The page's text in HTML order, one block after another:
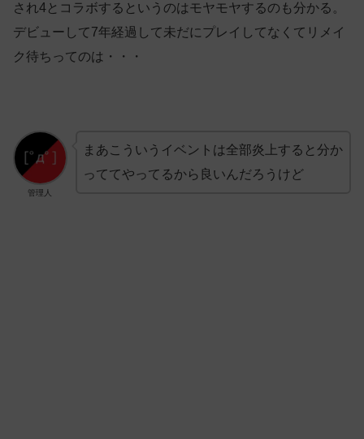
され4とコラボするというのはモヤモヤするのも分かる。
デビューして7年経過して未だにプレイしてなくてリメイ
ク待ちってのは・・・
管理人
まあこういうイベントは全部炎上すると分か
っててやってるから良いんだろうけど